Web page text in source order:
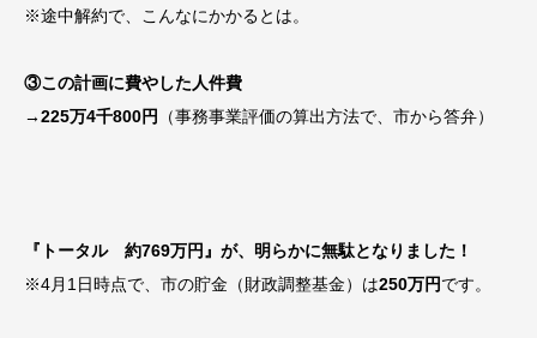
※途中解約で、こんなにかかるとは。
③この計画に費やした人件費
→225万4千800円
（事務事業評価の算出方法で、市から答弁）
『トータル 約769万円』が、明らかに無駄となりました！
※4月1日時点で、市の貯金（財政調整基金）は250万円です。